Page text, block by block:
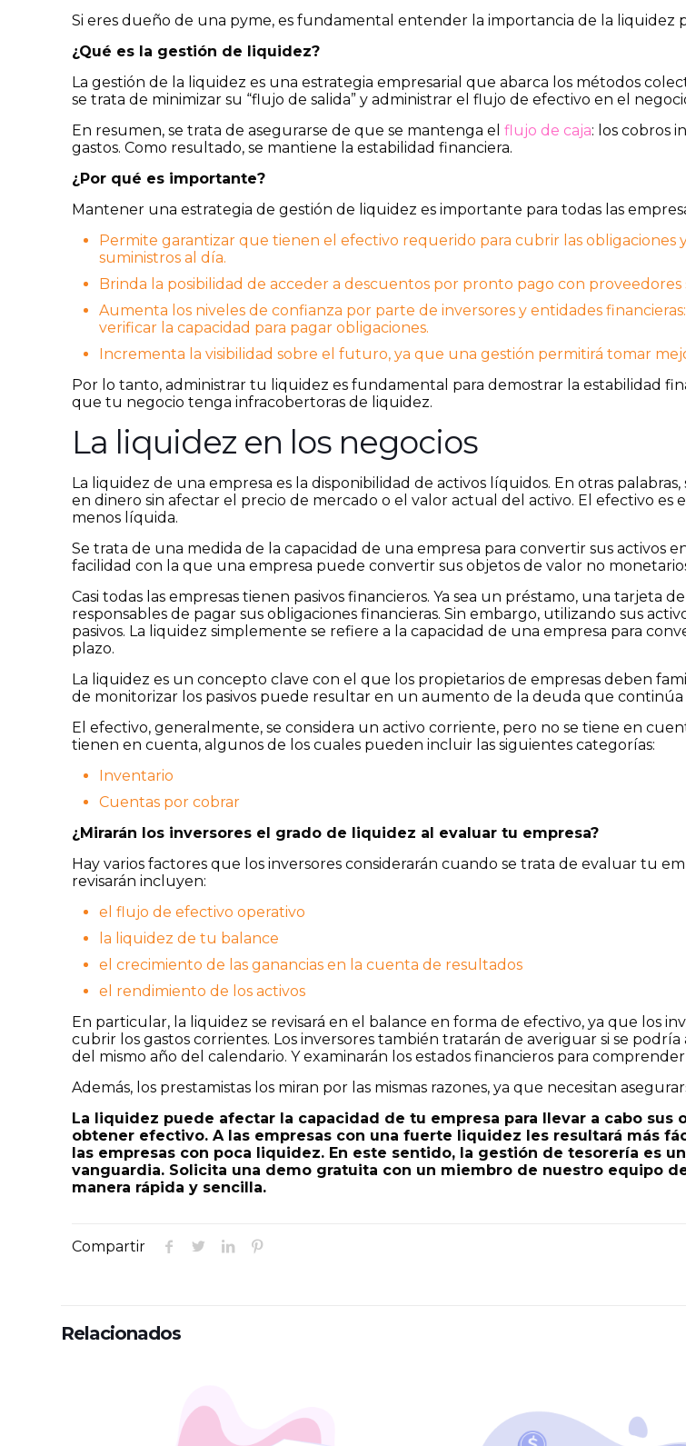
Si eres dueño de una pyme, es fundamental entender la importancia de la liquidez
¿Qué es la gestión de liquidez?
La gestión de la liquidez es una estrategia empresarial que abarca los métodos
se trata de minimizar su “flujo de salida” y administrar el flujo de efectivo en el
En resumen, se trata de asegurarse de que se mantenga elflujo de caja: los cobros
gastos. Como resultado, se mantiene la estabilidad financiera.
¿Por qué es importante?
Mantener una estrategia de gestión de liquidez es importante para todas las
Permite garantizar que tienen el efectivo requerido para cubrir las
suministros al día.
Brinda la posibilidad de acceder a descuentos por pronto pago con proveedores
Aumenta los niveles de confianza por parte de inversores y entidades
verificar la capacidad para pagar obligaciones.
Incrementa la visibilidad sobre el futuro, ya que una gestión permitirá tomar
Por lo tanto, administrar tu liquidez es fundamental para demostrar la estabilidad
que tu negocio tenga infracobertoras de liquidez.
La liquidez en los negocios
La liquidez de una empresa es la disponibilidad de activos líquidos. En otras
en dinero sin afectar el precio de mercado o el valor actual del activo. El efectivo
menos líquida.
Se trata de una medida de la capacidad de una empresa para convertir sus activos
facilidad con la que una empresa puede convertir sus objetos de valor no
Casi todas las empresas tienen pasivos financieros. Ya sea un préstamo, una tarjeta
responsables de pagar sus obligaciones financieras. Sin embargo, utilizando sus
pasivos. La liquidez simplemente se refiere a la capacidad de una empresa para
plazo.
La liquidez es un concepto clave con el que los propietarios de empresas deben
de monitorizar los pasivos puede resultar en un aumento de la deuda que continúa
El efectivo, generalmente, se considera un activo corriente, pero no se tiene en
tienen en cuenta, algunos de los cuales pueden incluir las siguientes categorías:
Inventario
Cuentas por cobrar
¿Mirarán los inversores el grado de liquidez al evaluar tu empresa?
Hay varios factores que los inversores considerarán cuando se trata de evaluar tu
revisarán incluyen:
el flujo de efectivo operativo
la liquidez de tu balance
el crecimiento de las ganancias en la cuenta de resultados
el rendimiento de los activos
En particular, la liquidez se revisará en el balance en forma de efectivo, ya que los
cubrir los gastos corrientes. Los inversores también tratarán de averiguar si se
del mismo año del calendario. Y examinarán los estados financieros para
Además, los prestamistas los miran por las mismas razones, ya que necesitan
La liquidez puede afectar la capacidad de tu empresa para llevar a cabo
obtener efectivo. A las empresas con una fuerte liquidez les resultará más
las empresas con poca liquidez. En este sentido, la gestión de tesorería es
vanguardia. Solicita una demo gratuita con un miembro de nuestro equipo
manera rápida y sencilla.
Compartir
Relacionados